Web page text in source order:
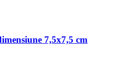
7,5x7,5 cm